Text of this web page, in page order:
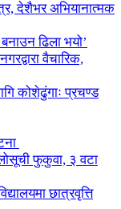
देशैभर अभियानात्मक
ढिला भयो’
वैचारिक,
कोशेढुंगाः प्रचण्ड
फुकुवा, ३ वटा
छात्रवृत्ति